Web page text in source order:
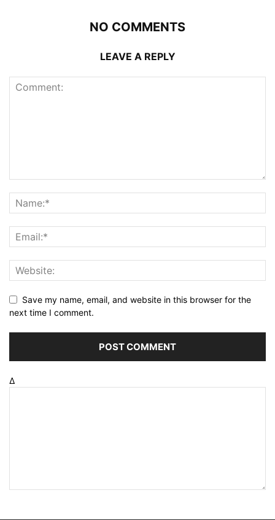
NO COMMENTS
LEAVE A REPLY
Save my name, email, and website in this browser for the
next time I comment.
Δ